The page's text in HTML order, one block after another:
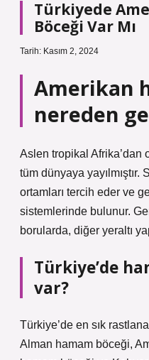
Türkiyede
Böceği Var Mı
Tarih: Kasım 2, 2024
Amerikan
nereden
Aslen tropikal Afrika’dan
tüm dünyaya yayılmıştır.
ortamları tercih eder ve
sistemlerinde bulunur.
borularda, diğer yeraltı
Türkiye’de
var?
Türkiye’de en sık
Alman hamam böceği,